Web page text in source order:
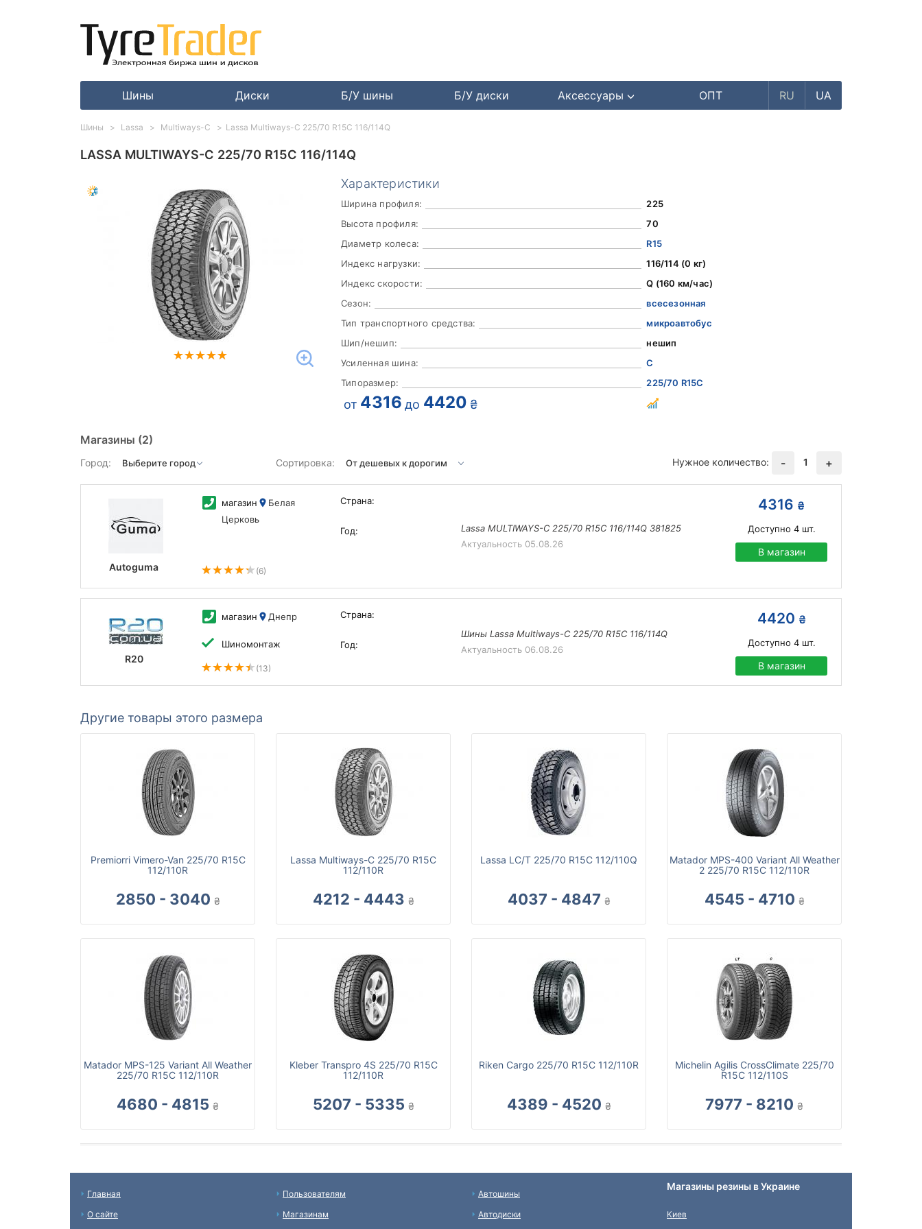
Шины Диски Б/У шины Б/У диски Аксессуары ОПТ RU UA
LASSA MULTIWAYS-C 225/70 R15C 116/114Q
Характеристики
Ширина профиля:
225
Высота профиля:
70
Диаметр колеса:
R15
Индекс нагрузки:
116/114 (0 кг)
Индекс скорости:
Q (160 км/час)
Сезон:
всесезонная
Тип транспортного средства:
микроавтобус
Шип/нешип:
нешип
Усиленная шина:
C
Типоразмер:
225/70 R15C
от 4316 до 4420 ₴
Магазины (2)
Город: Сортировка: Нужное количество: - 1 +
Autoguma
магазин
Белая
Церковь
(6)
Страна:
Год:
Lassa MULTIWAYS-C 225/70 R15C 116/114Q 381825
Актуальность 05.08.26
4316 ₴
Доступно 4шт.
В магазин
R20
магазин Днепр
Шиномонтаж
(13)
Страна:
Год:
Шины Lassa Multiways-C 225/70 R15C 116/114Q
Актуальность 06.08.26
4420 ₴
Доступно 4шт.
В магазин
Другие товары этого размера
Premiorri Vimero-Van 225/70 R15C
112/110R
2850 - 3040 ₴
Lassa Multiways-C 225/70 R15C
112/110R
4212 - 4443 ₴
Lassa LC/T 225/70 R15C 112/110Q
4037 - 4847 ₴
Matador MPS-400 Variant All Weather
2 225/70 R15C 112/110R
4545 - 4710 ₴
Matador MPS-125 Variant All Weather
225/70 R15C 112/110R
4680 - 4815 ₴
Kleber Transpro 4S 225/70 R15C
112/110R
5207 - 5335 ₴
Riken Cargo 225/70 R15C 112/110R
4389 - 4520 ₴
Michelin Agilis CrossClimate 225/70
R15C 112/110S
7977 - 8210 ₴
Шины Lassa Multiways-C Lassa Multiways-C 225/70 R15C 116/114Q
Главная
О сайте
Пользователям
Магазинам
Автошины
Автодиски
Магазины резины в Украине
Киев